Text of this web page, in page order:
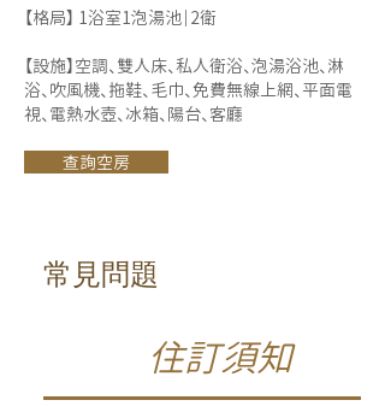
【格局】 1浴室1泡湯池｜2衛
【設施】空調、雙人床、私人衛浴、泡湯浴池、淋
浴、吹風機、拖鞋、毛巾、免費無線上網、平面電
視、電熱水壺、冰箱​、陽台、客廳
查詢空房
常見問題
住訂須知